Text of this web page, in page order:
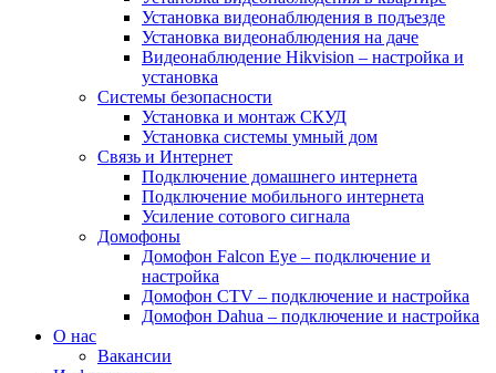
Установка видеонаблюдения в подъезде
Установка видеонаблюдения на даче
Видеонаблюдение Hikvision – настройка и
установка
Системы безопасности
Установка и монтаж СКУД
Установка системы умный дом
Связь и Интернет
Подключение домашнего интернета
Подключение мобильного интернета
Усиление сотового сигнала
Домофоны
Домофон Falcon Eye – подключение и
настройка
Домофон CTV – подключение и настройка
Домофон Dahua – подключение и настройка
О нас
Вакансии